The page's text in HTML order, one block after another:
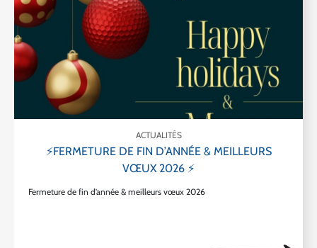
ACTUALITÉS
⚡FERMETURE DE FIN D’ANNÉE & MEILLEURS
VŒUX 2026 ⚡
Fermeture de fin d’année & meilleurs vœux 2026